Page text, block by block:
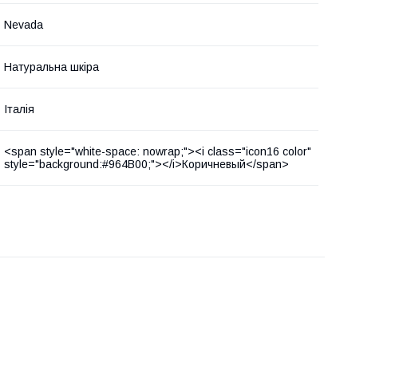
Nevada
Натуральна шкіра
Італія
<span style="white-space: nowrap;"><i class="icon16 color"
style="background:#964B00;"></i>Коричневый</span>